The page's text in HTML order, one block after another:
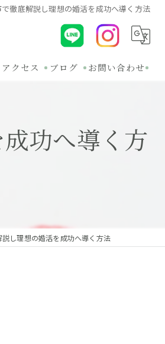
徹底解説し理想の婚活を成功へ導く方法
アクセス ブログ
関連ブログ
お問い合わせ
功へ導く方
し理想の婚活を成功へ導く方法